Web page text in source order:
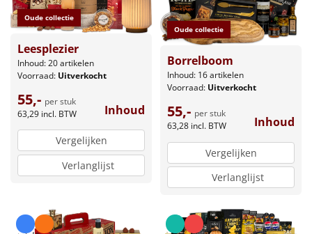
Oude collectie
Leesplezier
Inhoud: 20 artikelen
Voorraad: Uitverkocht
55,- per stuk
63,29 incl. BTW Inhoud
Vergelijken
Verlanglijst
Oude collectie
Borrelboom
Inhoud: 16 artikelen
Voorraad: Uitverkocht
55,- per stuk
63,28 incl. BTW Inhoud
Vergelijken
Verlanglijst